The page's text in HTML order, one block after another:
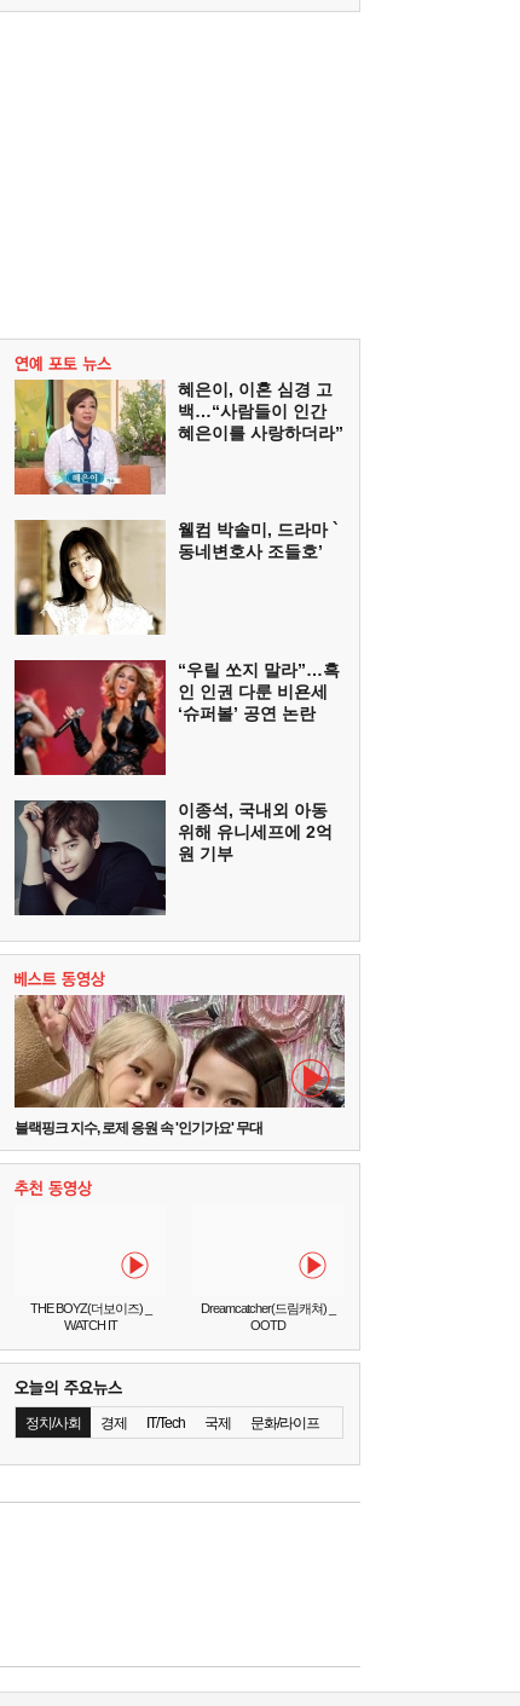
혜은이, 이혼 심경 고
백…“사람들이 인간
혜은이를 사랑하더라”
웰컴 박솔미, 드라마 `
동네변호사 조들호’
“우릴 쏘지 말라”…흑
인 인권 다룬 비욘세
‘슈퍼볼’ 공연 논란
이종석, 국내외 아동
위해 유니세프에 2억
원 기부
블랙핑크 지수, 로제 응원 속 '인기가요' 무대
THE BOYZ(더보이즈) _
WATCH IT
Dreamcatcher(드림캐쳐) _
OOTD
정치/사회 경제 IT/Tech 국제 문화/라이프